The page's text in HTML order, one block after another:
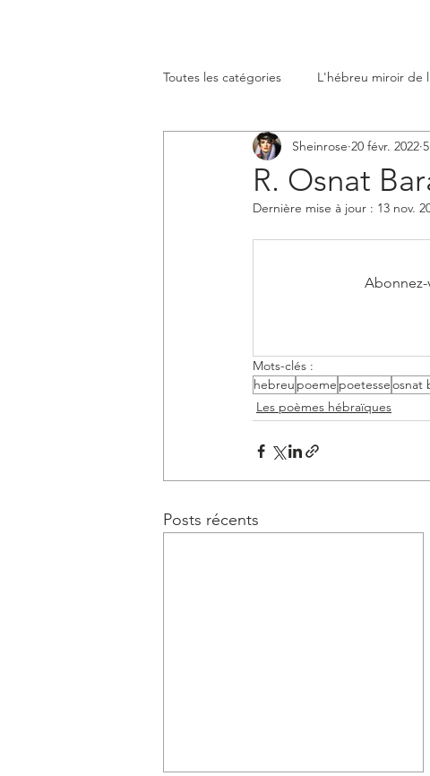
Toutes les catégories L'hébreu miroir de
La Parasha de notre temps Les
Les grands
Les temps de la fin
R. Osnat
Sheinrose 20 févr. 2022
Dernière mise à jour : 13 nov.
Mots-clés :
hebreu poeme poetesseosnat
Les poèmes hébraïques
Posts récents